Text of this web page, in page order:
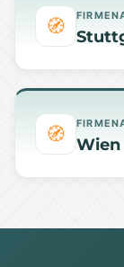
🧭
🧭 Wien